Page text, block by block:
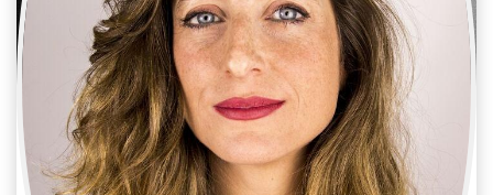
Carmen Escudero